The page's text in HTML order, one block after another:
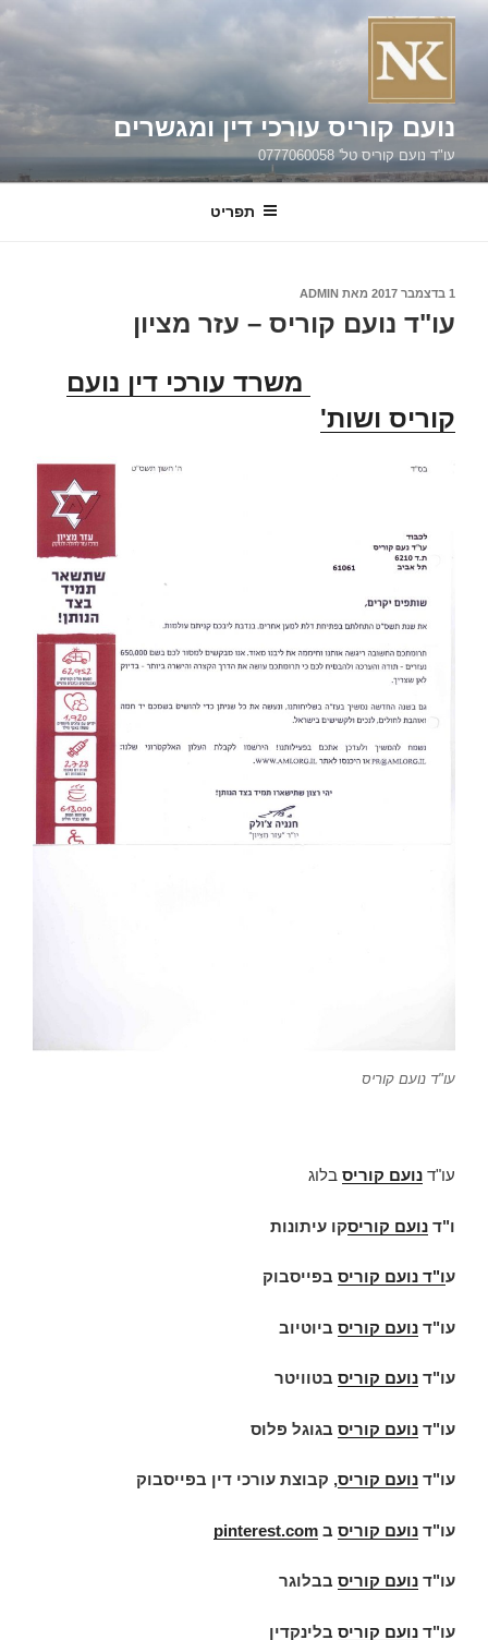
דילוג
נועם קוריס עורכי דין ומגשרים
עו"ד נועם קוריס טל' 0777060058
תפריט
פורסם1 בדצמבר 2017 מאת ADMIN
עו"ד נועם קוריס – עזר מציון
משרד עורכי דין נועם
קוריס ושות'
עו"ד נועם קוריס
עו"ד נועם קוריס בלוג
ו"ד נועם קוריסקו עיתונות
עו"ד נועם קוריס בפייסבוק
עו"ד נועם קוריס ביוטיוב
עו"ד נועם קוריס בטוויטר
עו"ד נועם קוריס בגוגל פלוס
עו"ד נועם קוריס, קבוצת עורכי דין בפייסבוק
עו"ד נועם קוריס ב pinterest.com
עו"ד נועם קוריס בבלוגר
עו"ד נועם קוריס בלינקדין